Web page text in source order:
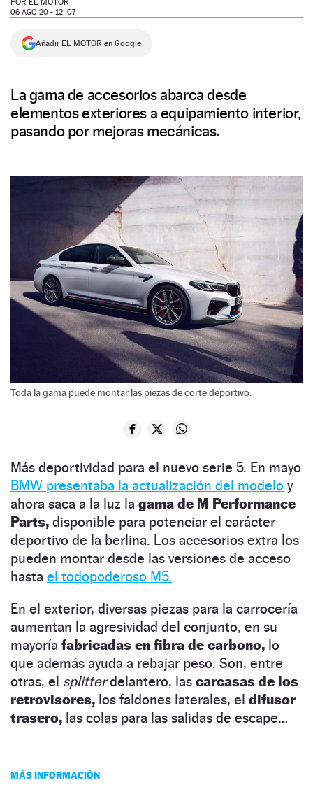
NEWSLETTER
POR EL MOTOR
06 AGO 20 - 12: 07
Añadir EL MOTOR en Google
La gama de accesorios abarca desde
elementos exteriores a equipamiento interior,
pasando por mejoras mecánicas.
Toda la gama puede montar las piezas de corte deportivo.
Más deportividad para el nuevo serie 5. En mayo
BMW presentaba la actualización del modelo y
ahora saca a la luz la gama de M Performance
Parts, disponible para potenciar el carácter
deportivo de la berlina. Los accesorios extra los
pueden montar desde las versiones de acceso
hasta el todopoderoso M5.
En el exterior, diversas piezas para la carrocería
aumentan la agresividad del conjunto, en su
mayoría fabricadas en fibra de carbono, lo
que además ayuda a rebajar peso. Son, entre
otras, el splitterdelantero, las carcasas de los
retrovisores, los faldones laterales, el difusor
trasero, las colas para las salidas de escape…
MÁS INFORMACIÓN